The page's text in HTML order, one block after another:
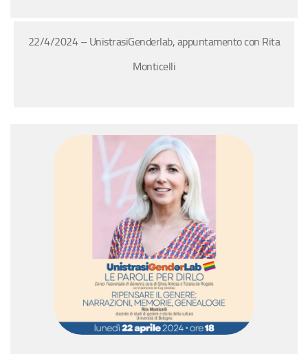
22/4/2024 – UnistrasiGenderlab, appuntamento con Rita
Monticelli